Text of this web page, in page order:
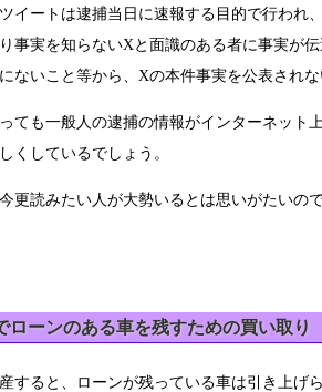
イートは逮捕当日に速報する目的で行われ
事実を知らないXと面識のある者に事実が
ないこと等から、Xの本件事実を公表されな
ても一般人の逮捕の情報がインターネット
くしているでしょう。
更読みたい人が大勢いるとは思いがたいの
ローンのある車を残すための買い取り
すると、ローンが残っている車は引き上げ